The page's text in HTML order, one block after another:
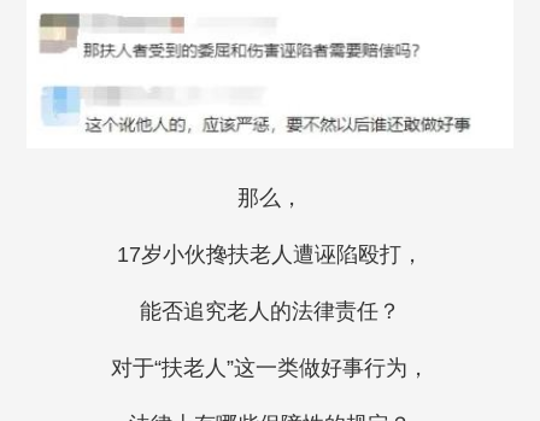
那么，
17岁小伙搀扶老人遭诬陷殴打，
能否追究老人的法律责任？
对于“扶老人”这一类做好事行为，